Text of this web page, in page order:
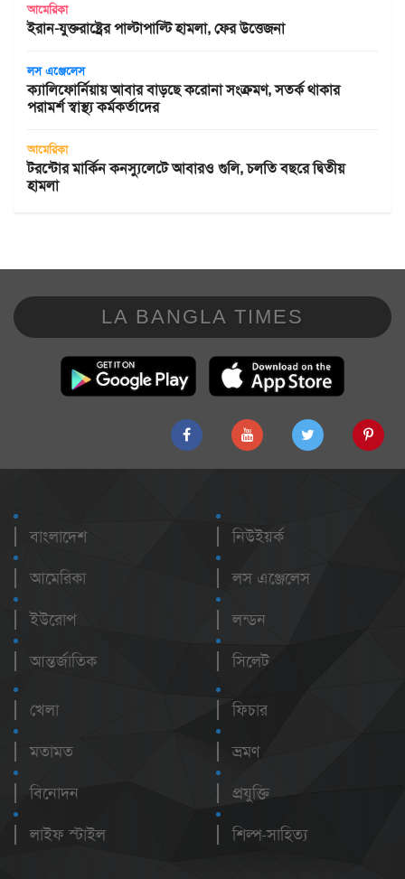
আমেরিকা
ইরান-যুক্তরাষ্ট্রের পাল্টাপাল্টি হামলা, ফের উত্তেজনা
লস এঞ্জেলেস
ক্যালিফোর্নিয়ায় আবার বাড়ছে করোনা সংক্রমণ, সতর্ক থাকার
পরামর্শ স্বাস্থ্য কর্মকর্তাদের
আমেরিকা
টরন্টোর মার্কিন কনস্যুলেটে আবারও গুলি, চলতি বছরে দ্বিতীয়
হামলা
LA BANGLA TIMES
বাংলাদেশ
আমেরিকা
ইউরোপ
আন্তর্জাতিক
নিউইয়র্ক
লস এঞ্জেলেস
লন্ডন
সিলেট
খেলা
মতামত
বিনোদন
লাইফ স্টাইল
ফিচার
ভ্রমণ
প্রযুক্তি
শিল্প-সাহিত্য